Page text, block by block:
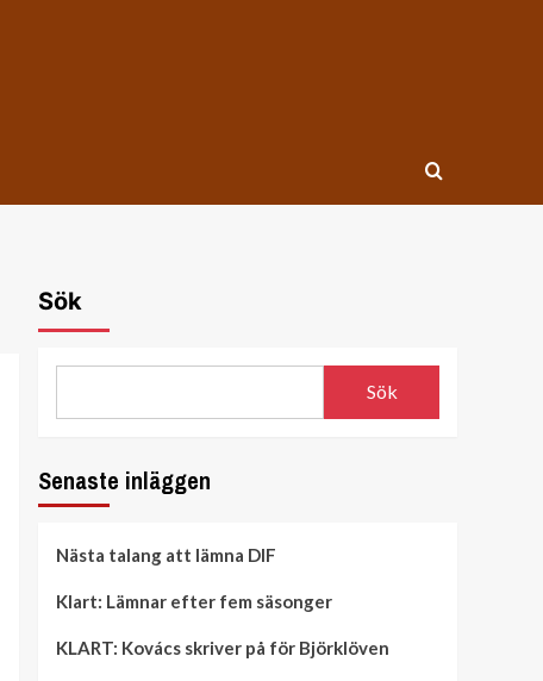
Sök
Sök
Senaste inläggen
Nästa talang att lämna DIF
Klart: Lämnar efter fem säsonger
KLART: Kovács skriver på för Björklöven